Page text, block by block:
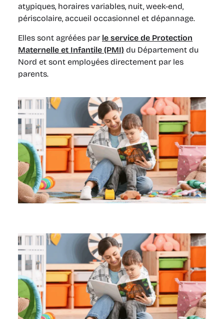
atypiques, horaires variables, nuit, week-end,
périscolaire, accueil occasionnel et dépannage.
Elles sont agréées par le service de Protection
Maternelle et Infantile (PMI) du Département du
Nord et sont employées directement par les
parents.